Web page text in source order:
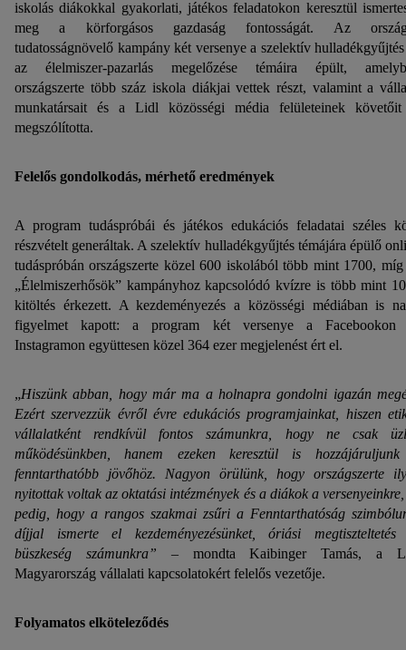
iskolás diákokkal gyakorlati, játékos feladatokon keresztül
meg a körforgásos gazdaság fontosságát. Az
tudatosságnövelő kampány két versenye a szelektív hulladékgyűjtés
az élelmiszer-pazarlás megelőzése témáira épült,
országszerte több száz iskola diákjai vettek részt, valamint a
munkatársait és a Lidl közösségi média felületeinek
megszólította.
Felelős gondolkodás, mérhető eredmények
A program tudáspróbái és játékos edukációs feladatai széles
részvételt generáltak. A szelektív hulladékgyűjtés témájára épülő
tudáspróbán országszerte közel 600 iskolából több mint 1700, míg
„Élelmiszerhősök” kampányhoz kapcsolódó kvízre is több mint
kitöltés érkezett. A kezdeményezés a közösségi médiában is
figyelmet kapott: a program két versenye a Facebookon
Instagramon együttesen közel 364 ezer megjelenést ért el.
„Hiszünk abban, hogy már ma a holnapra gondolni igazán
Ezért szervezzük évről évre edukációs programjainkat, hiszen
vállalatként
rendkívül fontos számunkra, hogy ne csak
működésünkben, hanem ezeken keresztül is
fenntarthatóbb jövőhöz. Nagyon örülünk, hogy országszerte
nyitottak voltak az oktatási intézmények és a diákok a
pedig, hogy a rangos szakmai zsűri a Fenntarthatóság
díjjal ismerte el kezdeményezésünket, óriási megtiszteltetés
büszkeség számunkra” – mondta Kaibinger Tamás, a
Magyarország vállalati kapcsolatokért felelős vezetője.
Folyamatos elköteleződés